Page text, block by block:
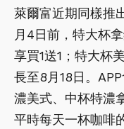
萊爾富近期同樣推
月4日前，特大杯
享買1送1；特大杯
長至8月18日。
濃美式、中杯特濃
平時每天一杯咖啡